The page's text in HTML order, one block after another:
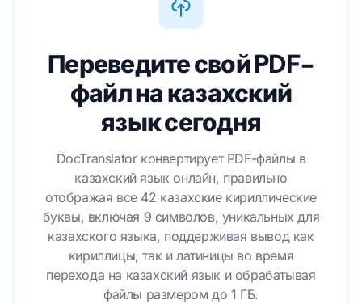
Переведите свой PDF-
файл на казахский
язык сегодня
DocTranslator конвертирует PDF-файлы в
казахский язык онлайн, правильно
отображая все 42 казахские кириллические
буквы, включая 9 символов, уникальных для
казахского языка, поддерживая вывод как
кириллицы, так и латиницы во время
перехода на казахский язык и обрабатывая
файлы размером до 1 ГБ.